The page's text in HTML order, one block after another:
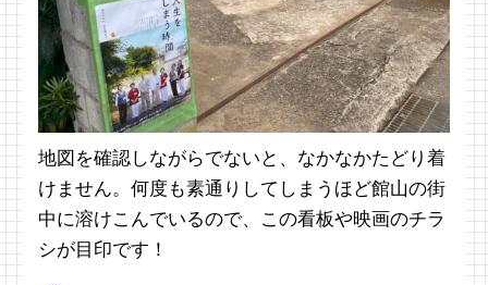
地図を確認しながらでないと、なかなかたどり着
けません。何度も素通りしてしまうほど館山の街
中に溶けこんでいるので、この看板や映画のチラ
シが目印です！